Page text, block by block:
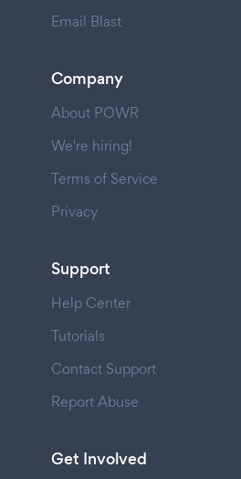
Email Blast
Company
About POWR
We're hiring!
Terms of Service
Privacy
Support
Help Center
Tutorials
Contact Support
Report Abuse
Get Involved